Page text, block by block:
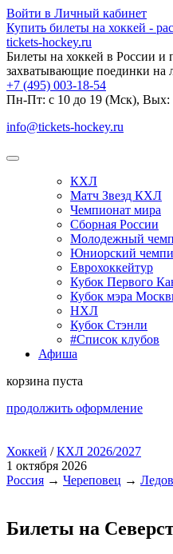
Войти в Личный кабинет
Купить билеты на хоккей -
tickets-hockey.ru
Билеты на хоккей в России и
захватывающие поединки на
+7 (495) 003-18-54
Пн-Пт: c 10 до 19 (Мск), Вых:
info@tickets-hockey.ru
КХЛ
Матч Звезд КХЛ
Чемпионат мира
Сборная России
Молодежный
Юниорский
Еврохоккейтур
Кубок Первого
Кубок мэра
НХЛ
Кубок Стэнли
#Список клубов
Афиша
корзина пуста
продолжить оформление
Хоккей /КХЛ 2026/2027
1 октября 2026
Россия → Череповец →
Билеты на